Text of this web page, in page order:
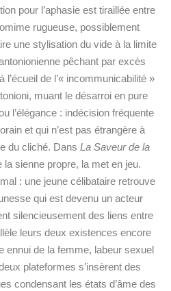
pour l’aphasie est tiraillée entre
rugueuse, possiblement
une stylisation du vide à la limite
pêchant par excès
l’écueil de l’« incommunicabilité »
muant le désarroi en pure
l’élégance : indécision fréquente
et qui n’est pas étrangère à
du cliché. Dans La Saveur de la
la sienne propre, la met en jeu.
: une jeune célibataire retrouve
qui est devenu un acteur
silencieusement des liens entre
leurs deux existences encore
ennui de la femme, labeur sexuel
plateformes s’insèrent des
condensant les états d’âme des